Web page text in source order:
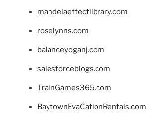
mandelaeffectlibrary.com
roselynns.com
balanceyoganj.com
salesforceblogs.com
TrainGames365.com
BaytownEvaCationRentals.com